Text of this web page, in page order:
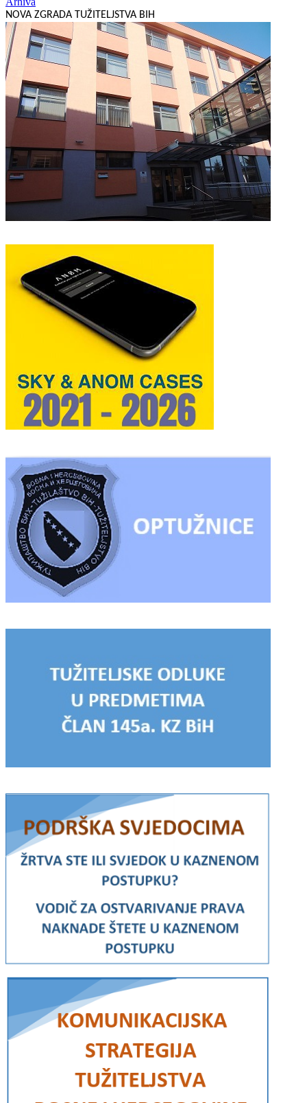
NOVA ZGRADA TUŽITELJSTVA BIH